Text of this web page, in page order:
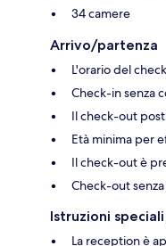
34 camere
Arrivo/partenza
L'orario del
Check-in senza
Il check-out
Età minima per
Il check-out è
Check-out
Istruzioni
La reception è